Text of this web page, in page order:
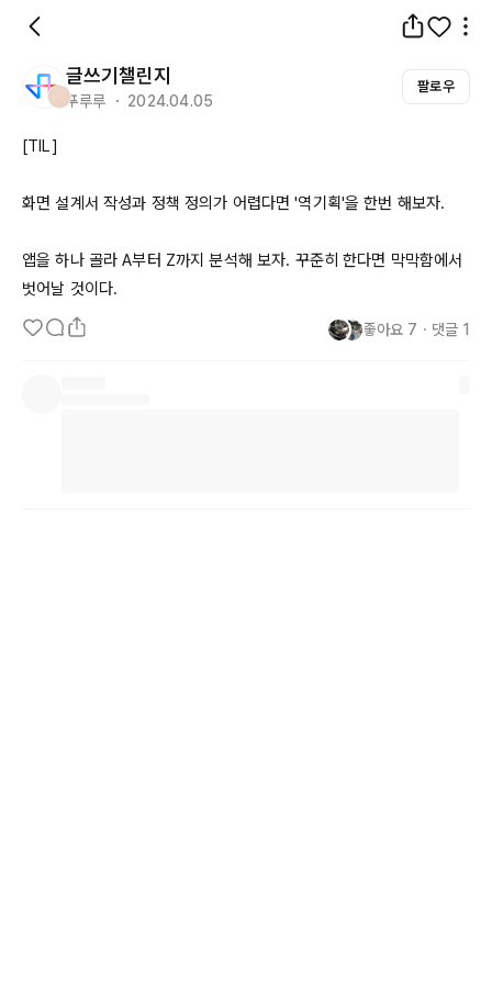
글쓰기챌린지
푸루루 ・ 2024.04.05
팔로우
[TIL]
화면 설계서 작성과 정책 정의가 어렵다면 '역기획'을 한번 해보자.
앱을 하나 골라 A부터 Z까지 분석해 보자. 꾸준히 한다면 막막함에서
벗어날 것이다.
좋아요 7 ・ 댓글 1